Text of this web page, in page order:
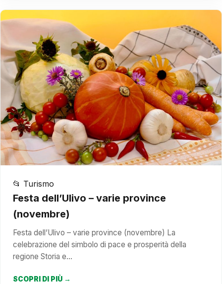
📂 Turismo
Festa dell’Ulivo – varie province
(novembre)
Festa dell’Ulivo – varie province (novembre) La
celebrazione del simbolo di pace e prosperità della
regione Storia e…
SCOPRI DI PIÙ →